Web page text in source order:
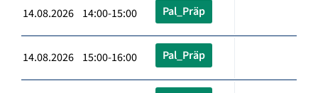
14.08.2026 14:00-15:00 Pal_Präp
14.08.2026 15:00-16:00 Pal_Präp